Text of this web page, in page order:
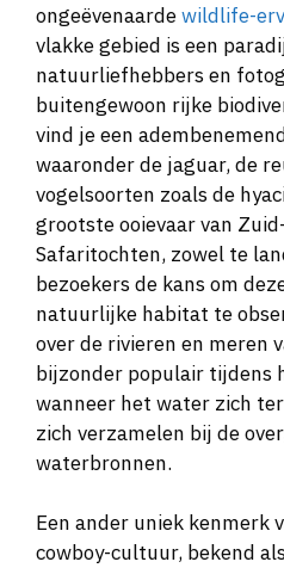
ongeëvenaardewildlife-
vlakke gebied is een
natuurliefhebbers en
buitengewoon rijke
vind je een
waaronder de jaguar, de
vogelsoorten zoals de
grootste ooievaar van
Safaritochten, zowel te
bezoekers de kans om
natuurlijke habitat te
over de rivieren en meren
bijzonder populair tijdens
wanneer het water zich
zich verzamelen bij de
waterbronnen.
Een ander uniek kenmerk
cowboy-cultuur, bekend